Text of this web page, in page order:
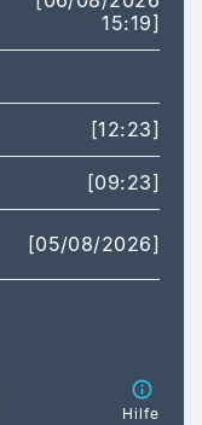
15:19]
[12:23]
[09:23]
[05/08/2026]
Hilfe